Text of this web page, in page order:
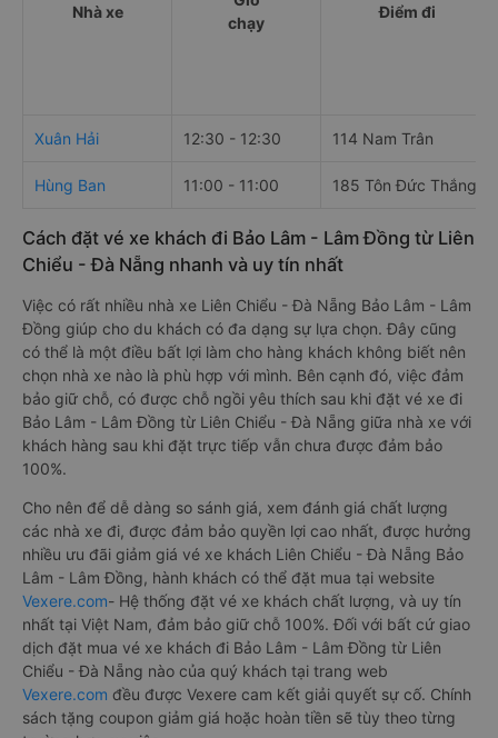
Nhà xe
chạy
Điểm đi
Xuân Hải 12:30 - 12:30 114 Nam Trân
Hùng Ban 11:00 - 11:00 185 Tôn Đức Thắng
Cách đặt vé xe khách đi Bảo Lâm - Lâm Đồng từ Liên
Chiểu - Đà Nẵng nhanh và uy tín nhất
Việc có rất nhiều nhà xe Liên Chiểu - Đà Nẵng Bảo Lâm - Lâm
Đồng giúp cho du khách có đa dạng sự lựa chọn. Đây cũng
có thể là một điều bất lợi làm cho hàng khách không biết nên
chọn nhà xe nào là phù hợp với mình. Bên cạnh đó, việc đảm
bảo giữ chỗ, có được chỗ ngồi yêu thích sau khi đặt vé xe đi
Bảo Lâm - Lâm Đồng từ Liên Chiểu - Đà Nẵng giữa nhà xe với
khách hàng sau khi đặt trực tiếp vẫn chưa được đảm bảo
100%.
Cho nên để dễ dàng so sánh giá, xem đánh giá chất lượng
các nhà xe đi, được đảm bảo quyền lợi cao nhất, được hưởng
nhiều ưu đãi giảm giá vé xe khách Liên Chiểu - Đà Nẵng Bảo
Lâm - Lâm Đồng, hành khách có thể đặt mua tại website
Vexere.com- Hệ thống đặt vé xe khách chất lượng, và uy tín
nhất tại Việt Nam, đảm bảo giữ chỗ 100%. Đối với bất cứ giao
dịch đặt mua vé xe khách đi Bảo Lâm - Lâm Đồng từ Liên
Chiểu - Đà Nẵng nào của quý khách tại trang web
Vexere.com đều được Vexere cam kết giải quyết sự cố. Chính
sách tặng coupon giảm giá hoặc hoàn tiền sẽ tùy theo từng